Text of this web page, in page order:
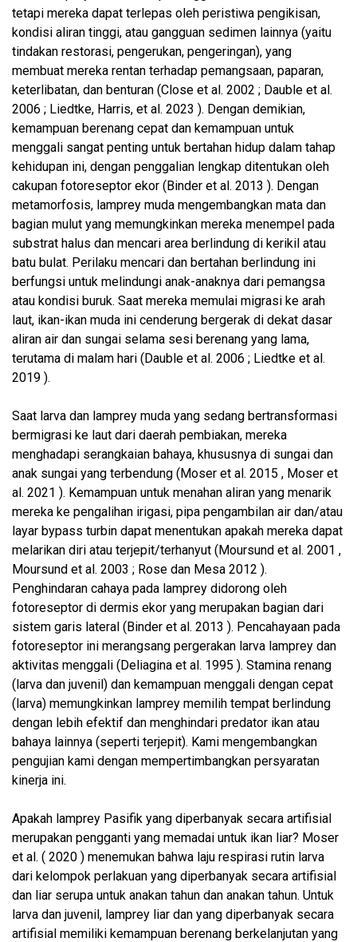
tetapi mereka dapat terlepas oleh peristiwa pengikisan,
kondisi aliran tinggi, atau gangguan sedimen lainnya (yaitu
tindakan restorasi, pengerukan, pengeringan), yang
membuat mereka rentan terhadap pemangsaan, paparan,
keterlibatan, dan benturan (Close et al. 2002 ; Dauble et al.
2006 ; Liedtke, Harris, et al. 2023 ). Dengan demikian,
kemampuan berenang cepat dan kemampuan untuk
menggali sangat penting untuk bertahan hidup dalam tahap
kehidupan ini, dengan penggalian lengkap ditentukan oleh
cakupan fotoreseptor ekor (Binder et al. 2013 ). Dengan
metamorfosis, lamprey muda mengembangkan mata dan
bagian mulut yang memungkinkan mereka menempel pada
substrat halus dan mencari area berlindung di kerikil atau
batu bulat. Perilaku mencari dan bertahan berlindung ini
berfungsi untuk melindungi anak-anaknya dari pemangsa
atau kondisi buruk. Saat mereka memulai migrasi ke arah
laut, ikan-ikan muda ini cenderung bergerak di dekat dasar
aliran air dan sungai selama sesi berenang yang lama,
terutama di malam hari (Dauble et al. 2006 ; Liedtke et al.
2019 ).
Saat larva dan lamprey muda yang sedang bertransformasi
bermigrasi ke laut dari daerah pembiakan, mereka
menghadapi serangkaian bahaya, khususnya di sungai dan
anak sungai yang terbendung (Moser et al. 2015 , Moser et
al. 2021 ). Kemampuan untuk menahan aliran yang menarik
mereka ke pengalihan irigasi, pipa pengambilan air dan/atau
layar bypass turbin dapat menentukan apakah mereka dapat
melarikan diri atau terjepit/terhanyut (Moursund et al. 2001 ,
Moursund et al. 2003 ; Rose dan Mesa 2012 ).
Penghindaran cahaya pada lamprey didorong oleh
fotoreseptor di dermis ekor yang merupakan bagian dari
sistem garis lateral (Binder et al. 2013 ). Pencahayaan pada
fotoreseptor ini merangsang pergerakan larva lamprey dan
aktivitas menggali (Deliagina et al. 1995 ). Stamina renang
(larva dan juvenil) dan kemampuan menggali dengan cepat
(larva) memungkinkan lamprey memilih tempat berlindung
dengan lebih efektif dan menghindari predator ikan atau
bahaya lainnya (seperti terjepit). Kami mengembangkan
pengujian kami dengan mempertimbangkan persyaratan
kinerja ini.
Apakah lamprey Pasifik yang diperbanyak secara artifisial
merupakan pengganti yang memadai untuk ikan liar? Moser
et al. ( 2020 ) menemukan bahwa laju respirasi rutin larva
dari kelompok perlakuan yang diperbanyak secara artifisial
dan liar serupa untuk anakan tahun dan anakan tahun. Untuk
larva dan juvenil, lamprey liar dan yang diperbanyak secara
artifisial memiliki kemampuan berenang berkelanjutan yang